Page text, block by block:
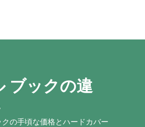
ブックの違
の手頃な価格とハードカバー